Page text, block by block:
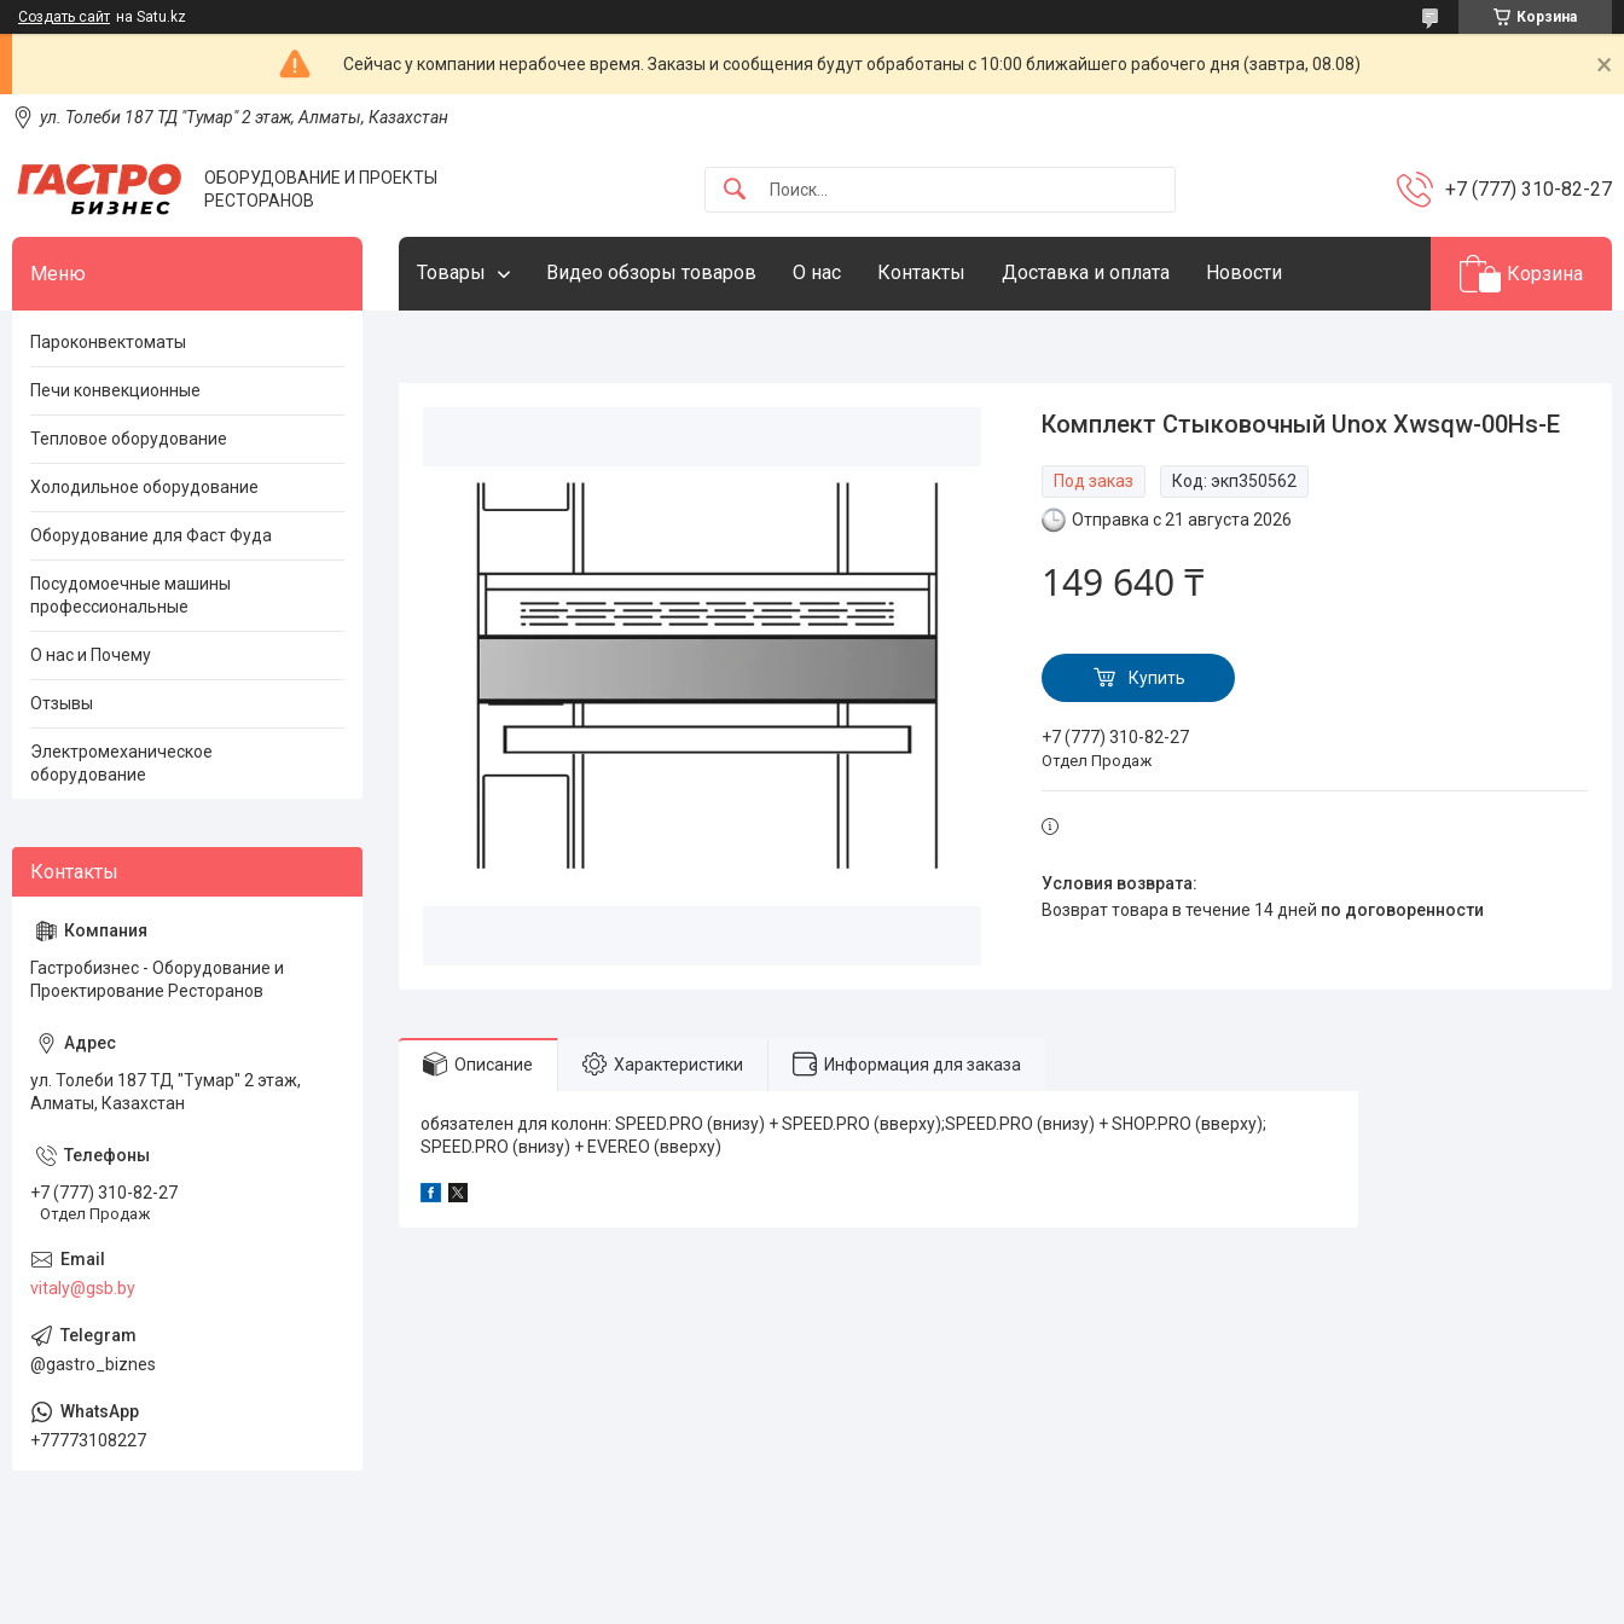
Создать сайт на Satu.kz Корзина
Сейчас у компании нерабочее время. Заказы и сообщения будут обработаны с 10:00 ближайшего рабочего дня (завтра, 08.08)
ул. Толеби 187 ТД "Тумар" 2 этаж, Алматы, Казахстан
ОБОРУДОВАНИЕ И ПРОЕКТЫ
РЕСТОРАНОВ
+7 (777) 310-82-27
Товары Видео обзоры товаров О нас Контакты Доставка и оплата Новости Корзина
Комплект Стыковочный Unox Xwsqw-00Hs-E
Под заказ Код:экп350562
Отправка с 21 августа 2026
149 640 ₸
Купить
+7 (777) 310-82-27
Отдел Продаж
возврат товара в течение 14 дней по договоренности
Описание Характеристики Информация для заказа
обязателен для колонн: SPEED.PRO (внизу) + SPEED.PRO (вверху);SPEED.PRO (внизу) + SHOP.PRO (вверху);
SPEED.PRO (внизу) + EVEREO (вверху)
Пароконвектоматы
Печи конвекционные
Тепловое оборудование
Холодильное оборудование
Оборудование для Фаст Фуда
Посудомоечные машины
профессиональные
О нас и Почему
Отзывы
Электромеханическое
оборудование
Гастробизнес - Оборудование и
Проектирование Ресторанов
ул. Толеби 187 ТД "Тумар" 2 этаж,
Алматы, Казахстан
+7 (777) 310-82-27
Отдел Продаж
vitaly@gsb.by
@gastro_biznes
+77773108227